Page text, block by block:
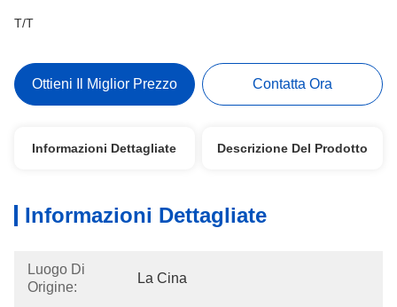
T/T
Ottieni Il Miglior Prezzo Contatta Ora
Informazioni Dettagliate Descrizione Del Prodotto
Informazioni Dettagliate
Luogo Di
Origine:
La Cina